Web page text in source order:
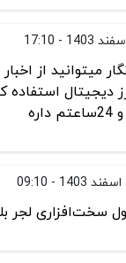
میتوانید از
دیجیتال استفاده
سخت‌افزاری لجر